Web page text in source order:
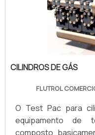
suprimento.É
ALGUMAS
CILINDROS DE GÁS
FLUTROL
O Test Pac para
equipamento de
composto